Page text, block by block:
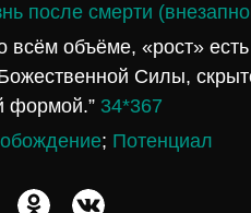
после смерти
всём объёме, «рост»
Силы,
формой.” 34*367
; Потенциал